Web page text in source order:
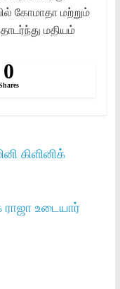
கோமாதா மற்றும்
மதியம்
0
கிளினிக்
உடையார்